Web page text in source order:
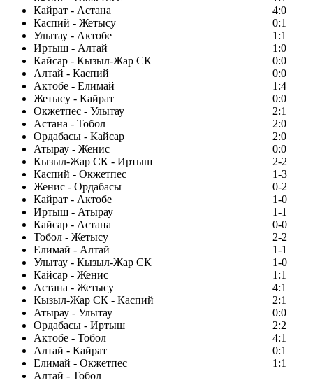
Кайрат - Астана
4:0
Каспий - Жетысу
0:1
Улытау - Актобе
1:1
Иртыш - Алтай
1:0
Кайсар - Кызыл-Жар СК
0:0
Алтай - Каспий
0:0
Актобе - Елимай
1:4
Жетысу - Кайрат
0:0
Окжетпес - Улытау
2:1
Астана - Тобол
2:0
Ордабасы - Кайсар
2:0
Атырау - Женис
0:0
Кызыл-Жар СК - Иртыш
2-2
Каспий - Окжетпес
1-3
Женис - Ордабасы
0-2
Кайрат - Актобе
1-0
Иртыш - Атырау
1-1
Кайсар - Астана
0-0
Тобол - Жетысу
2-2
Елимай - Алтай
1-1
Улытау - Кызыл-Жар СК
1-0
Кайсар - Женис
1:1
Астана - Жетысу
4:1
Кызыл-Жар СК - Каспий
2:1
Атырау - Улытау
0:0
Ордабасы - Иртыш
2:2
Актобе - Тобол
4:1
Алтай - Кайрат
0:1
Елимай - Окжетпес
1:1
Алтай - Тобол